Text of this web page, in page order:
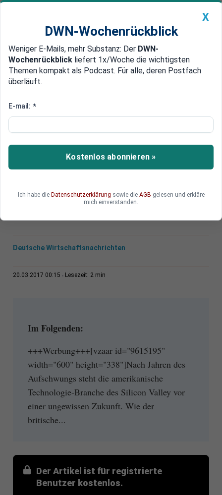
Newsticker MEIN DWN: Geldanlage Premium
Edelmetalle DWN-Magazin China
Silicon Valley
Investoren ziehen sich zurück:
Technologie-Blase könnte
platzen
Amerikas Technologie-Branche droht eine
dass die neue Dotcom-Blase Ende schon bald
Deutsche Wirtschaftsnachrichten
20.03.2017 00:15 Lesezeit: 2 min
Im Folgenden:
+++Werbung+++[vzaar id="9615195"
width="600" height="338"]Nach Jahren des
Aufschwungs steht die amerikanische
Technologie-Branche des Silicon Valley vor
einer ungewissen Zukunft. Wie der
britische...
Der Artikel ist für registrierte
Benutzer kostenlos.
X
DWN-Wochenrückblick
Weniger E-Mails, mehr Substanz: Der DWN-
Wochenrückblick liefert 1x/Woche die wichtigsten
Themen kompakt als Podcast. Für alle, deren Postfach
überläuft.
E-mail: *
Kostenlos abonnieren »
Ich habe die Datenschutzerklärung sowie die AGB gelesen und erkläre
mich einverstanden.